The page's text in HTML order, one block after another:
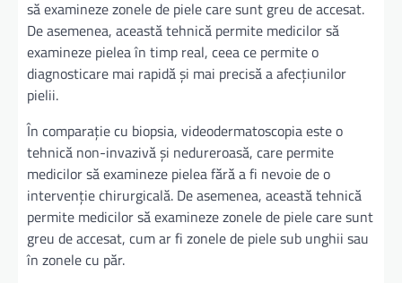
să examineze zonele de piele care sunt greu de accesat.
De asemenea, această tehnică permite medicilor să
examineze pielea în timp real, ceea ce permite o
diagnosticare mai rapidă și mai precisă a afecțiunilor
pielii.
În comparație cu biopsia, videodermatoscopia este o
tehnică non-invazivă și nedureroasă, care permite
medicilor să examineze pielea fără a fi nevoie de o
intervenție chirurgicală. De asemenea, această tehnică
permite medicilor să examineze zonele de piele care sunt
greu de accesat, cum ar fi zonele de piele sub unghii sau
în zonele cu păr.